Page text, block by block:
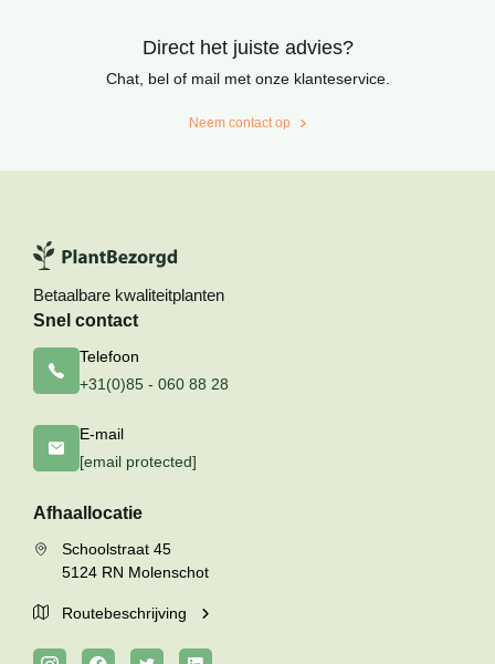
Direct het juiste advies?
Chat, bel of mail met onze klanteservice.
Neem contact op
Betaalbare kwaliteitplanten
Snel contact
Telefoon
+31(0)85 - 060 88 28
E-mail
[email protected]
Afhaallocatie
Schoolstraat 45
5124 RN Molenschot
Routebeschrijving